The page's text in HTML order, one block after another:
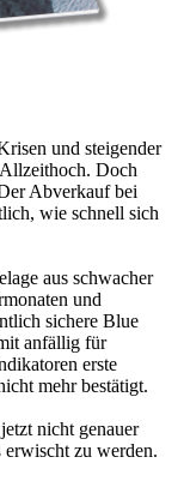
und steigender
Doch
Abverkauf bei
wie schnell sich
aus schwacher
und
sichere Blue
anfällig für
erste
mehr bestätigt.
nicht genauer
zu werden.